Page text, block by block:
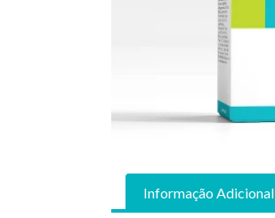
Informação Adicional